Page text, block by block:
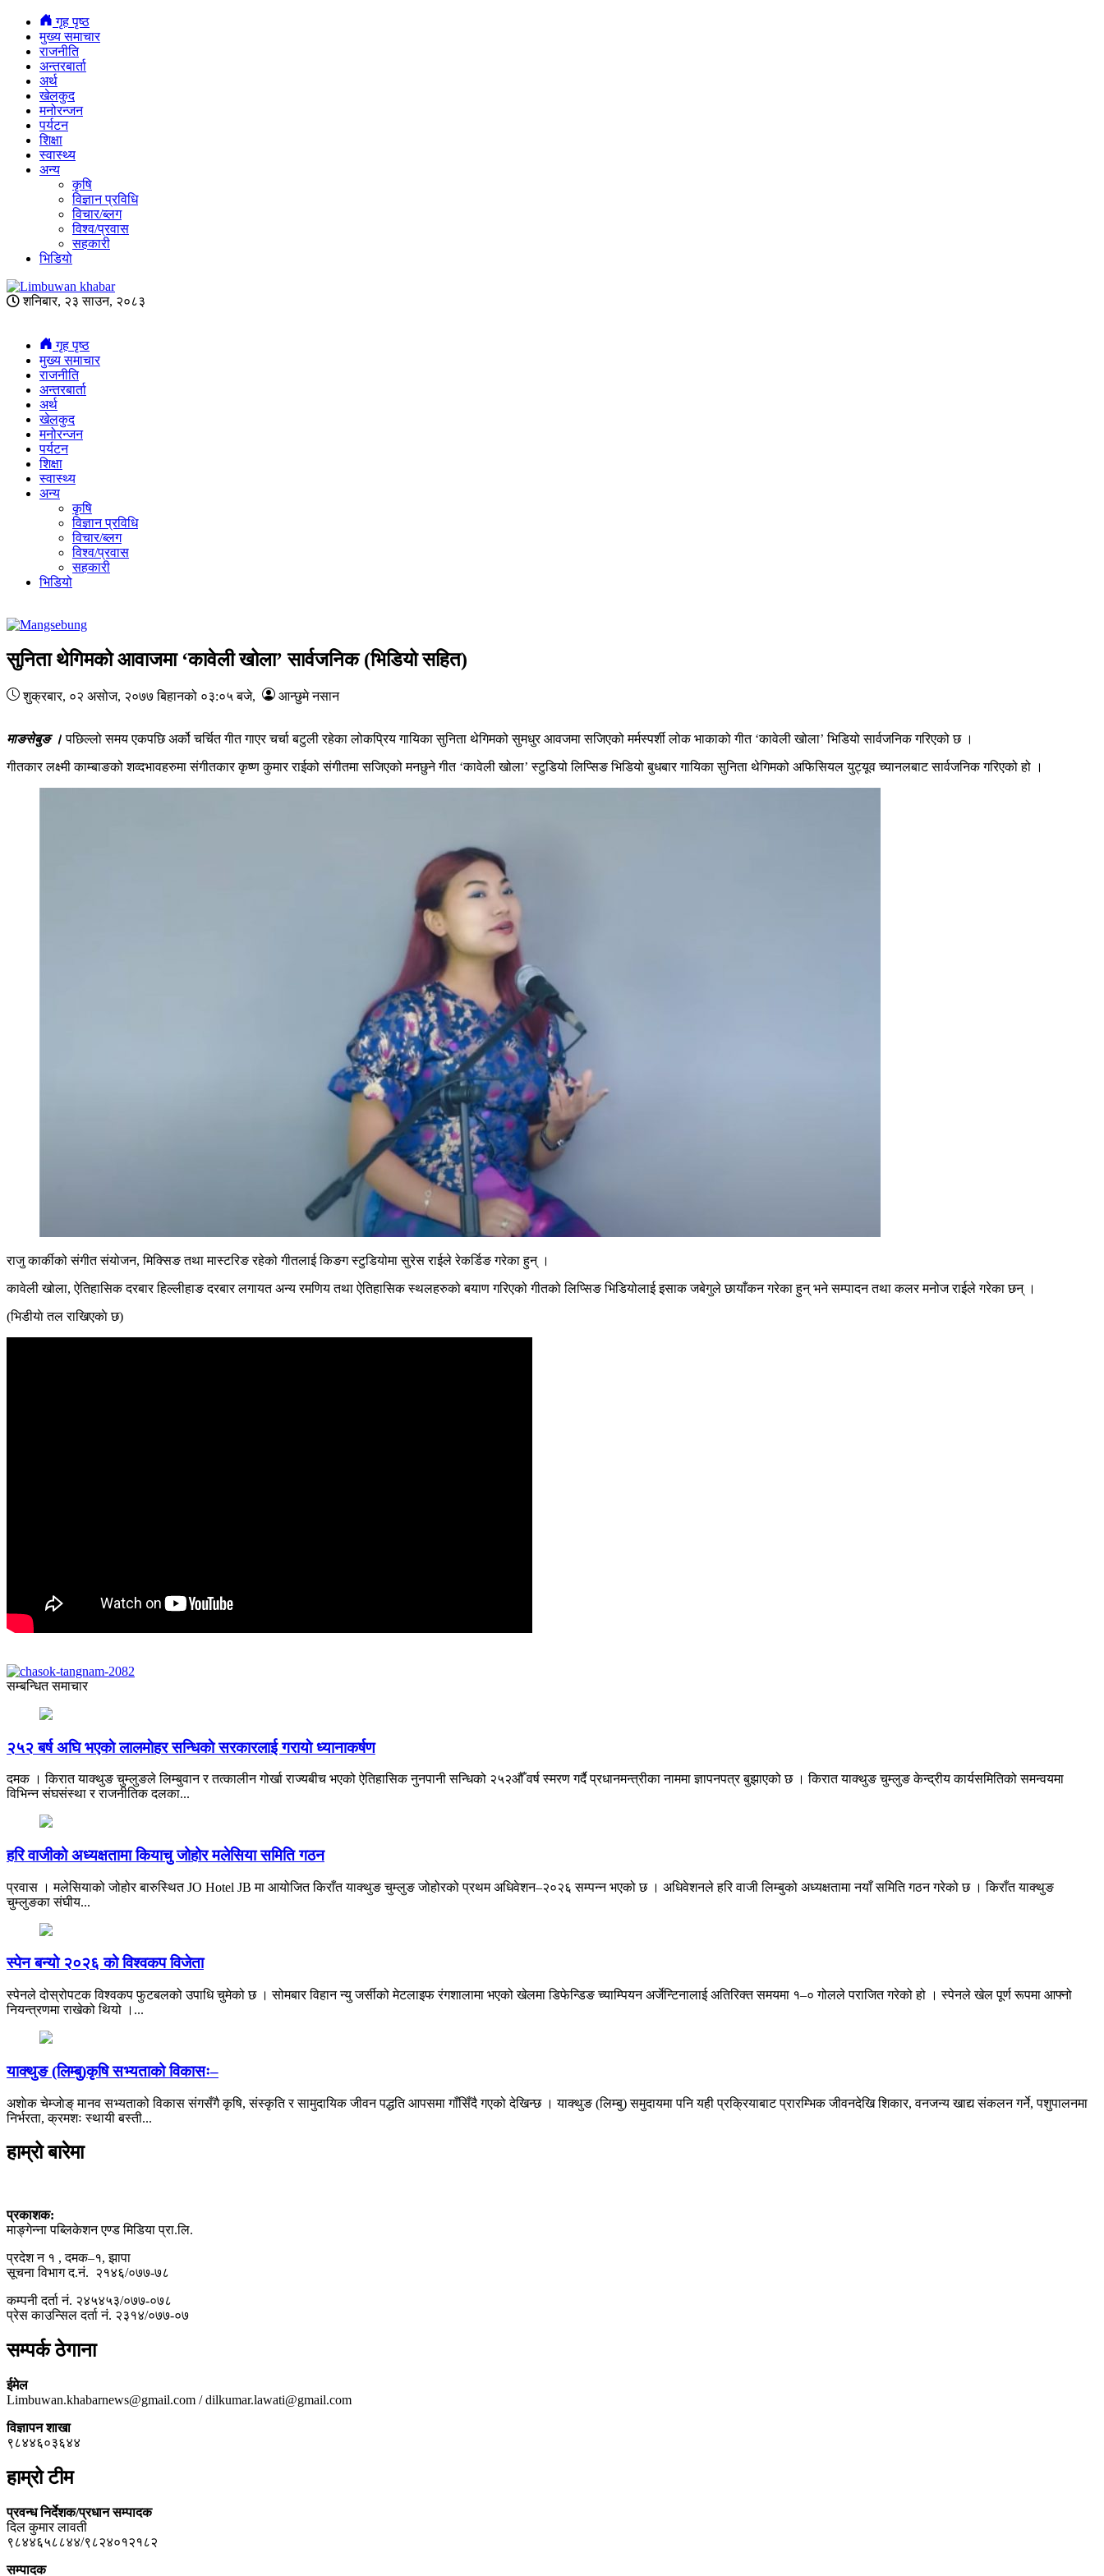
गृह पृष्ठ
मुख्य समाचार
राजनीति
अन्तरबार्ता
अर्थ
खेलकुद
मनोरन्जन
पर्यटन
शिक्षा
स्वास्थ्य
अन्य
कृषि
विज्ञान प्रविधि
विचार/ब्लग
विश्व/प्रवास
सहकारी
भिडियो
शनिबार, २३ साउन, २०८३
गृह पृष्ठ
मुख्य समाचार
राजनीति
अन्तरबार्ता
अर्थ
खेलकुद
मनोरन्जन
पर्यटन
शिक्षा
स्वास्थ्य
अन्य
कृषि
विज्ञान प्रविधि
विचार/ब्लग
विश्व/प्रवास
सहकारी
भिडियो
सुनिता थेगिमको आवाजमा ‘कावेली खोला’ सार्वजनिक (भिडियो सहित)
शुक्रबार, ०२ असोज, २०७७बिहानको ०३:०५ बजे, आन्छुमे नसान
माङसेबुङ । पछिल्लो समय एकपछि अर्को चर्चित गीत गाएर चर्चा बटुली रहेका लोकप्रिय गायिका सुनिता थेगिमको सुमधुर आवजमा सजिएको मर्मस्पर्शी लोक भाकाको गीत ‘कावेली खोला’ भिडियो सार्वजनिक गरिएको छ ।
गीतकार लक्ष्मी काम्बाङको शव्दभावहरुमा संगीतकार कृष्ण कुमार राईको संगीतमा सजिएको मनछुने गीत ‘कावेली खोला’ स्टुडियो लिप्सिङ भिडियो बुधबार गायिका सुनिता थेगिमको अफिसियल युट्यूव च्यानलबाट सार्वजनिक गरिएको हो ।
राजु कार्कीको संगीत संयोजन, मिक्सिङ तथा मास्टरिङ रहेको गीतलाई किङग स्टुडियोमा सुरेस राईले रेकर्डिङ गरेका हुन् ।
कावेली खोला, ऐतिहासिक दरबार हिल्लीहाङ दरबार लगायत अन्य रमणिय तथा ऐतिहासिक स्थलहरुको बयाण गरिएको गीतको लिप्सिङ भिडियोलाई इसाक जबेगुले छायाँकन गरेका हुन् भने सम्पादन तथा कलर मनोज राईले गरेका छन् ।
(भिडीयाे तल राखिएकाे छ)
सम्बन्धित समाचार
२५२ बर्ष अघि भएकाे लालमाेहर सन्धिकाे सरकारलाई गरायाे ध्यानाकर्षण
दमक । किरात याक्थुङ चुम्लुङले लिम्बुवान र तत्कालीन गोर्खा राज्यबीच भएको ऐतिहासिक नुनपानी सन्धिको २५२औँ वर्ष स्मरण गर्दै प्रधानमन्त्रीका नाममा ज्ञापनपत्र बुझाएको छ । किरात याक्थुङ चुम्लुङ केन्द्रीय कार्यसमितिको समन्वयमा
विभिन्न संघसंस्था र राजनीतिक दलका...
हरि वाजीको अध्यक्षतामा कियाचु जोहोर मलेसिया समिति गठन
प्रवास । मलेसियाको जोहोर बारुस्थित JO Hotel JB मा आयोजित किराँत याक्थुङ चुम्लुङ जोहोरको प्रथम अधिवेशन–२०२६ सम्पन्न भएको छ । अधिवेशनले हरि वाजी लिम्बुको अध्यक्षतामा नयाँ समिति गठन गरेको छ । किराँत याक्थुङ
चुम्लुङका संघीय...
स्पेन बन्यो २०२६ को विश्वकप विजेता
स्पेनले दोस्रोपटक विश्वकप फुटबलको उपाधि चुमेको छ । सोमबार विहान न्यु जर्सीको मेटलाइफ रंगशालामा भएको खेलमा डिफेन्डिङ च्याम्पियन अर्जेन्टिनालाई अतिरिक्त समयमा १–० गोलले पराजित गरेको हो । स्पेनले खेल पूर्ण रूपमा आफ्नो
नियन्त्रणमा राखेको थियो ।...
याक्थुङ (लिम्बु)कृषि सभ्यताको विकासः–
अशाेक चेम्जाेङ् मानव सभ्यताको विकास संगसँगै कृषि, संस्कृति र सामुदायिक जीवन पद्धति आपसमा गाँसिँदै गएको देखिन्छ । याक्थुङ (लिम्बु) समुदायमा पनि यही प्रक्रियाबाट प्रारम्भिक जीवनदेखि शिकार, वनजन्य खाद्य संकलन गर्ने, पशुपालनमा
निर्भरता, क्रमशः स्थायी बस्ती...
हाम्रो बारेमा
प्रकाशक:
माङ्गेन्ना पब्लिकेशन एण्ड मिडिया प्रा.लि.
प्रदेश न १ , दमक–१, झापा
सूचना विभाग द.नं. २१४६/०७७-७८
कम्पनी दर्ता नं. २४५४५३/०७७-०७८
प्रेस काउन्सिल दर्ता नं. २३१४/०७७-०७
सम्पर्क ठेगाना
ईमेल
Limbuwan.khabarnews@gmail.com / dilkumar.lawati@gmail.com
विज्ञापन शाखा
९८४४६०३६४४
हाम्रो टीम
प्रवन्ध निर्देशक/प्रधान सम्पादक
दिल कुमार लावती
९८४४६५८८४४/९८२४०१२१८२
सम्पादक